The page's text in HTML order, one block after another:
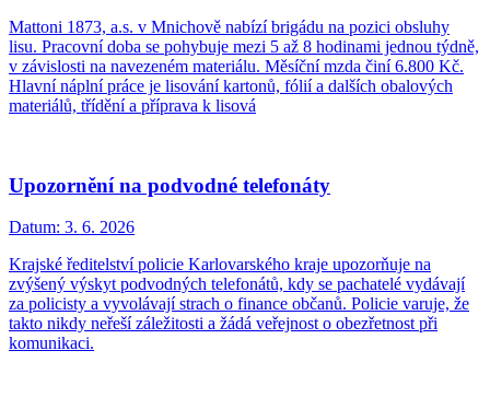
Mattoni 1873, a.s. v Mnichově nabízí brigádu na pozici obsluhy
lisu. Pracovní doba se pohybuje mezi 5 až 8 hodinami jednou týdně,
v závislosti na navezeném materiálu. Měsíční mzda činí 6.800 Kč.
Hlavní náplní práce je lisování kartonů, fólií a dalších obalových
materiálů, třídění a příprava k lisová
Upozornění na podvodné telefonáty
Datum: 3. 6. 2026
Krajské ředitelství policie Karlovarského kraje upozorňuje na
zvýšený výskyt podvodných telefonátů, kdy se pachatelé vydávají
za policisty a vyvolávají strach o finance občanů. Policie varuje, že
takto nikdy neřeší záležitosti a žádá veřejnost o obezřetnost při
komunikaci.